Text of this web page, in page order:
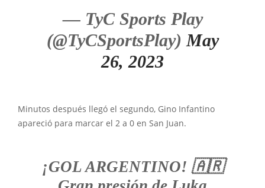
— TyC Sports Play
(@TyCSportsPlay) May
26, 2023
Minutos después llegó el segundo, Gino Infantino
apareció para marcar el 2 a 0 en San Juan.
¡GOL ARGENTINO! 🇦🇷